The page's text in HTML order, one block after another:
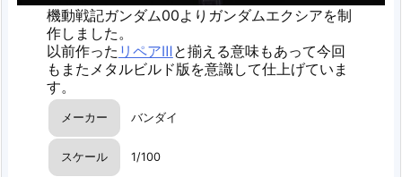
機動戦記ガンダム00よりガンダムエクシアを制
作しました。
以前作った リペアⅢと揃える意味もあって今回
もまたメタルビルド版を意識して仕上げていま
す。
メーカー バンダイ
スケール 1/100